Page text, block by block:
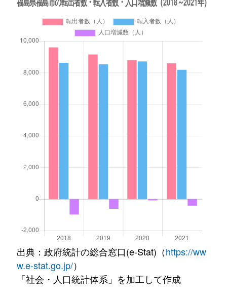
出典：政府統計の総合窓口(e-Stat)（https://ww
w.e-stat.go.jp/）
「社会・人口統計体系」を加工して作成